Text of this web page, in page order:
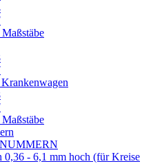
0,36 - 6,1 mm hoch (für Kreise